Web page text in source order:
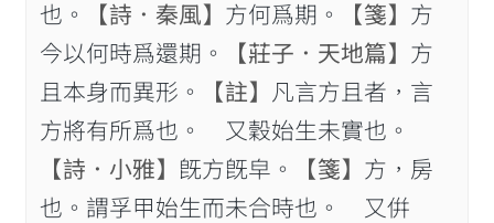
也。
【詩．秦風】 方何爲期。 【箋】 方
今以何時爲還期。
【莊子．天地篇】 方
且本身而異形。
【註】 凡言方且者，言
方將有所爲也。 又穀始生未實也。
【詩．小雅】 旣方旣皁。 【箋】 方，房
也。謂孚甲始生而未合時也。 又倂